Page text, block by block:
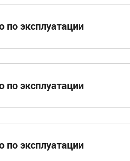
по эксплуатации
по эксплуатации
по эксплуатации